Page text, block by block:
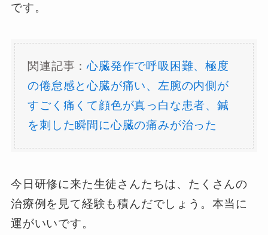
です。
関連記事：心臓発作で呼吸困難、極度
の倦怠感と心臓が痛い、左腕の内側が
すごく痛くて顔色が真っ白な患者、鍼
を刺した瞬間に心臓の痛みが治った
今日研修に来た生徒さんたちは、たくさんの
治療例を見て経験も積んだでしょう。本当に
運がいいです。